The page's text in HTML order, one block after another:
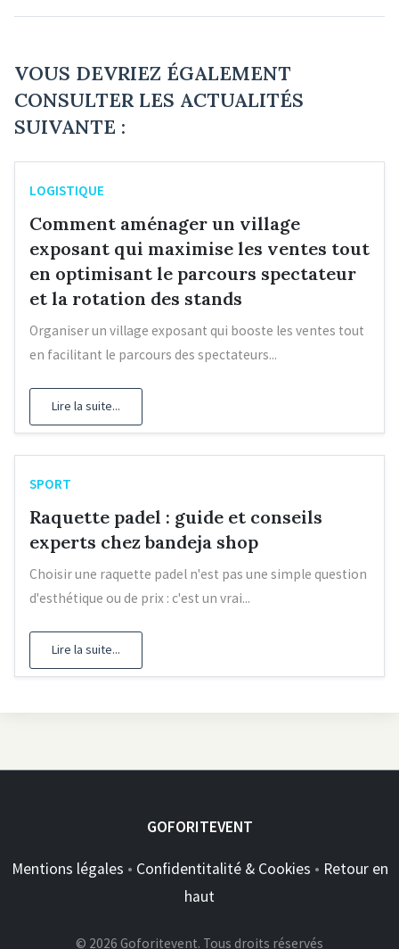
VOUS DEVRIEZ ÉGALEMENT
CONSULTER LES ACTUALITÉS
SUIVANTE :
LOGISTIQUE
Comment aménager un village
exposant qui maximise les ventes tout
en optimisant le parcours spectateur
et la rotation des stands
Organiser un village exposant qui booste les ventes tout
en facilitant le parcours des spectateurs...
Lire la suite...
SPORT
Raquette padel : guide et conseils
experts chez bandeja shop
Choisir une raquette padel n'est pas une simple question
d'esthétique ou de prix : c'est un vrai...
Lire la suite...
GOFORITEVENT
Mentions légales • Confidentitalité & Cookies • Retour en
haut
© 2026 Goforitevent. Tous droits réservés